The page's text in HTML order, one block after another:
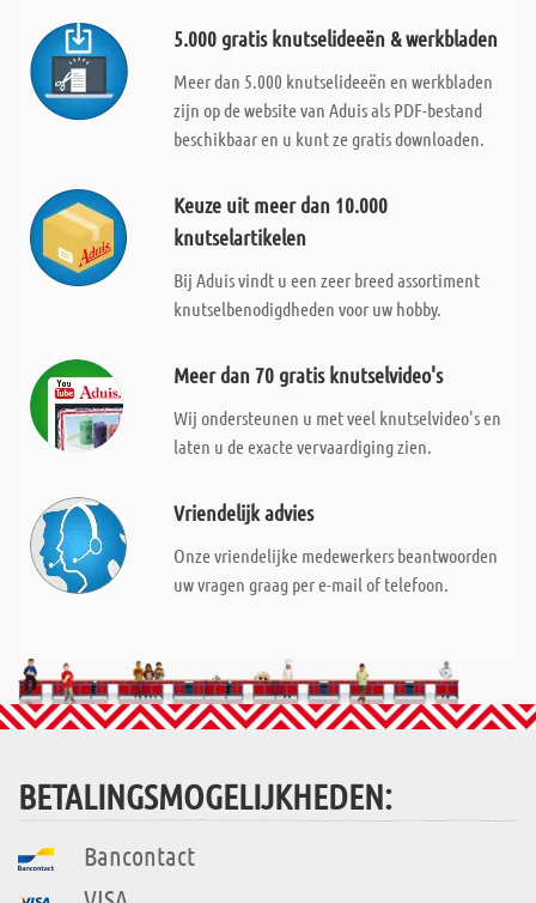
5.000 gratis knutselideeën & werkbladen
Meer dan 5.000 knutselideeën en werkbladen
zijn op de website van Aduis als PDF-bestand
beschikbaar en u kunt ze gratis downloaden.
Keuze uit meer dan 10.000
knutselartikelen
Bij Aduis vindt u een zeer breed assortiment
knutselbenodigdheden voor uw hobby.
Meer dan 70 gratis knutselvideo's
Wij ondersteunen u met veel knutselvideo's en
laten u de exacte vervaardiging zien.
Vriendelijk advies
Onze vriendelijke medewerkers beantwoorden
uw vragen graag per e-mail of telefoon.
BETALINGSMOGELIJKHEDEN:
Bancontact